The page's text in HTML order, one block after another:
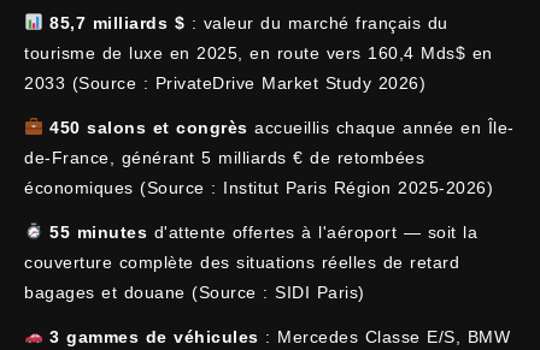
85,7 milliards $ : valeur du marché français du
tourisme de luxe en 2025, en route vers 160,4 Mds$ en
2033 (Source : PrivateDrive Market Study 2026)
450 salons et congrès accueillis chaque année en Île-
de-France, générant 5 milliards € de retombées
économiques (Source : Institut Paris Région 2025-2026)
55 minutes d'attente offertes à l'aéroport — soit la
couverture complète des situations réelles de retard
bagages et douane (Source : SIDI Paris)
3 gammes de véhicules : Mercedes Classe E/S, BMW